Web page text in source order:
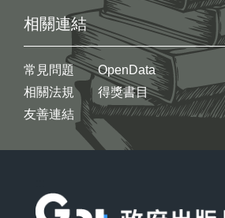
相關連結
常見問題
相關法規
友善連結
OpenData
得獎書目